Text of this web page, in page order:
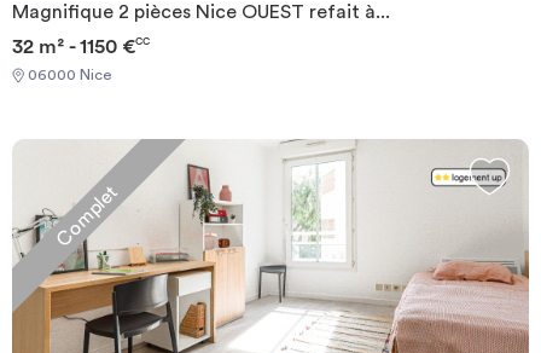
Magnifique 2 pièces Nice OUEST refait à...
32 m² - 1150 €CC
06000 Nice
Complet